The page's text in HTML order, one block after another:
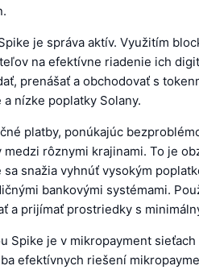
je správa aktív. Využitím
na efektívne riadenie ich
prenášať a obchodovať s
nízke poplatky Solany.
platby, ponúkajúc
rôznymi krajinami. To je
snažia vyhnúť vysokým
bankovými systémami.
a prijímať prostriedky s
Spike je v mikropayment
efektívnych riešení